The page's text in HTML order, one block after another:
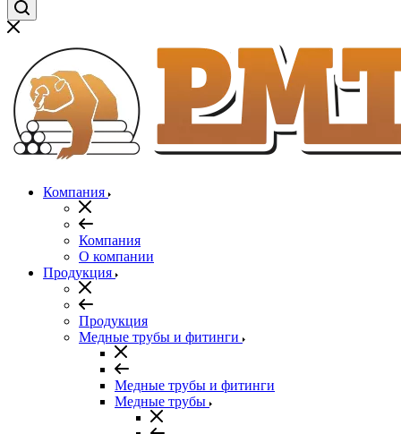
Компания
Компания
О компании
Продукция
Продукция
Медные трубы и фитинги
Медные трубы и фитинги
Медные трубы